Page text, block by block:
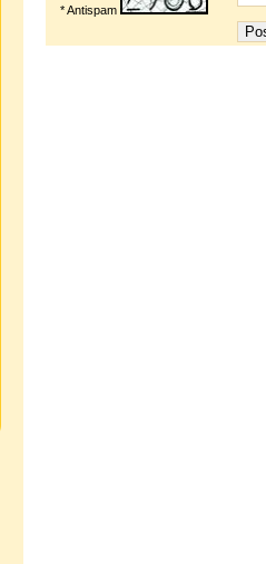
* Antispam